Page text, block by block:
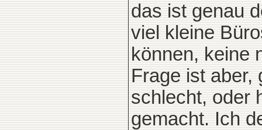
das ist genau
viel kleine
können, keine
Frage ist aber,
schlecht, oder
gemacht. Ich